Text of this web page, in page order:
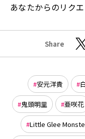
あなたからのリク
Share
安元洋貴
鬼頭明里 亜咲花
Little Glee